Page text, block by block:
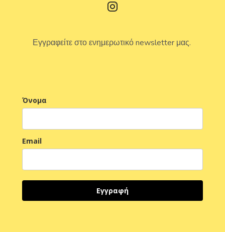
Εγγραφείτε στο ενημερωτικό newsletter μας.
Όνομα
Email
Εγγραφή